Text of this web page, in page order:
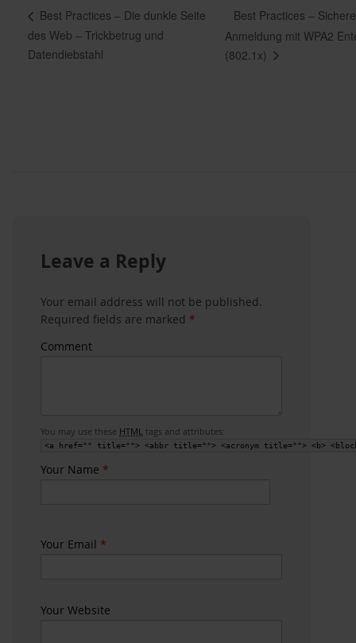
Best Practices – Die dunkle Seite
des Web – Trickbetrug und
Datendiebstahl
Best Practices –
Anmeldung mit WPA2
(802.1x)
Leave a Reply
Your email address will not be published.
Required fields are marked *
Comment
You may use these HTML tags and attributes:
<a href="" title=""> <abbr title=""> <acronym title=""> <b>
Your Name *
Your Email *
Your Website